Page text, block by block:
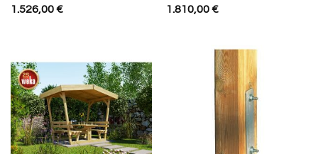
1.526,00€
1.810,00€